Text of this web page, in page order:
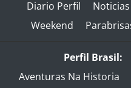
Diario Perfil Noticias
Weekend
Perfil Brasil:
Aventuras Na Historia